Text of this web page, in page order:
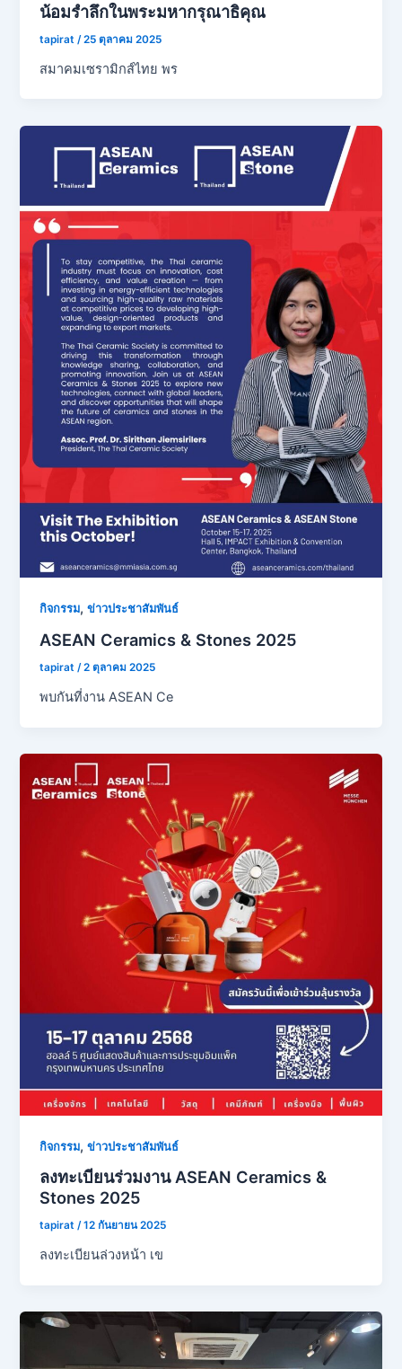
น้อมรำลึกในพระมหากรุณาธิคุณ
tapirat /25 ตุลาคม 2025
สมาคมเซรามิกส์ไทย พร
กิจกรรม,ข่าวประชาสัมพันธ์
ASEAN Ceramics & Stones 2025
tapirat/2 ตุลาคม 2025
พบกันที่งาน ASEAN Ce
กิจกรรม,ข่าวประชาสัมพันธ์
ลงทะเบียนร่วมงาน ASEAN Ceramics &
Stones 2025
tapirat/12 กันยายน 2025
ลงทะเบียนล่วงหน้า เข